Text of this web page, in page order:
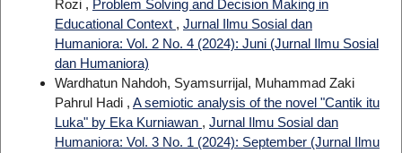
Rozi , Problem Solving and Decision Making in
Educational Context , Jurnal Ilmu Sosial dan
Humaniora: Vol. 2 No. 4 (2024): Juni (Jurnal Ilmu Sosial
dan Humaniora)
Wardhatun Nahdoh, Syamsurrijal, Muhammad Zaki
Pahrul Hadi , A semiotic analysis of the novel "Cantik itu
Luka" by Eka Kurniawan , Jurnal Ilmu Sosial dan
Humaniora: Vol. 3 No. 1 (2024): September (Jurnal Ilmu